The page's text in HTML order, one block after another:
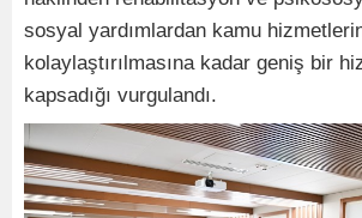
sosyal yardımlardan kamu
kolaylaştırılmasına kadar geniş bir
kapsadığı vurgulandı.